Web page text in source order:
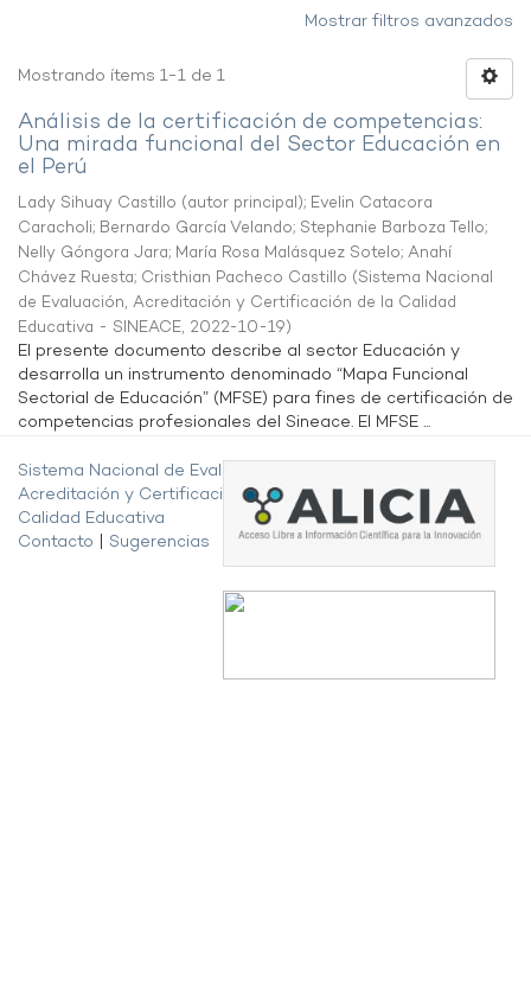
Mostrar filtros avanzados
Mostrando ítems 1-1 de 1
Análisis de la certificación de competencias:
Una mirada funcional del Sector Educación en
el Perú
Lady Sihuay Castillo (autor principal); Evelin Catacora
Caracholi; Bernardo García Velando; Stephanie Barboza Tello;
Nelly Góngora Jara; María Rosa Malásquez Sotelo; Anahí
Chávez Ruesta; Cristhian Pacheco Castillo (Sistema Nacional
de Evaluación, Acreditación y Certificación de la Calidad
Educativa - SINEACE, 2022-10-19)
El presente documento describe al sector Educación y
desarrolla un instrumento denominado “Mapa Funcional
Sectorial de Educación” (MFSE) para fines de certificación de
competencias profesionales del Sineace. El MFSE ...
Sistema Nacional de Evaluación,
Acreditación y Certificación de la
Calidad Educativa
Contacto
Sugerencias